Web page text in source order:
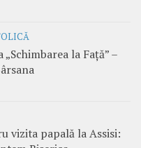
la Față” –
vizita papală la Assisi: